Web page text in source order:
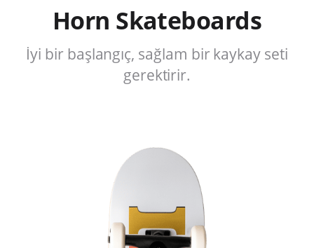
Horn Skateboards
İyi bir başlangıç, sağlam bir kaykay seti
gerektirir.